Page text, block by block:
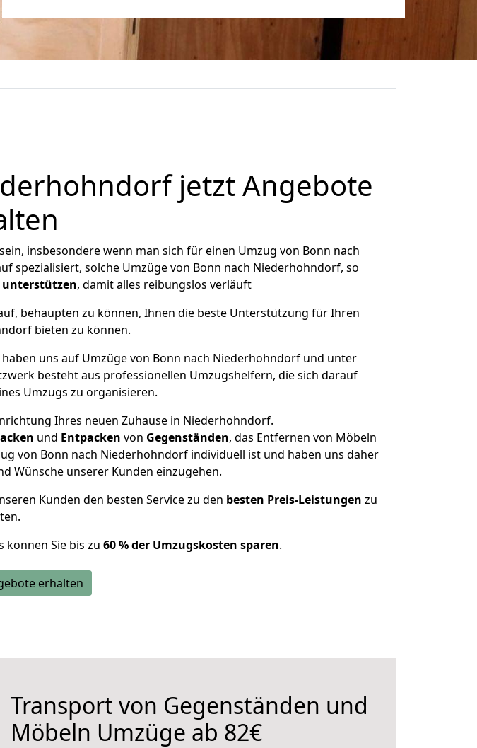
jetzt Angebote
sein, insbesondere wenn man sich für einen Umzug von Bonn nach
spezialisiert, solche Umzüge von Bonn nach Niederhohndorf, so
unterstützen, damit alles reibungslos verläuft
behaupten zu können, Ihnen die beste Unterstützung für Ihren
bieten zu können.
uns auf Umzüge von Bonn nach Niederhohndorf und unter
besteht aus professionellen Umzugshelfern, die sich darauf
Umzugs zu organisieren.
Ihres neuen Zuhause in Niederhohndorf.
und Entpacken von Gegenständen, das Entfernen von Möbeln
von Bonn nach Niederhohndorf individuell ist und haben uns daher
Wünsche unserer Kunden einzugehen.
Kunden den besten Service zu den besten Preis-Leistungen zu
Sie bis zu 60 % der Umzugskosten sparen.
erhalten
Transport von Gegenständen und
Möbeln Umzüge ab 82€